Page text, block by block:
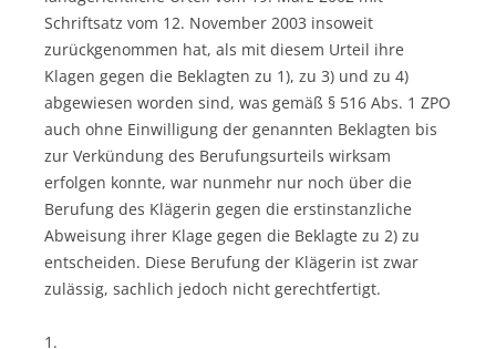
Schriftsatz vom 12. November 2003 insoweit
zurückgenommen hat, als mit diesem Urteil ihre
Klagen gegen die Beklagten zu 1), zu 3) und zu 4)
abgewiesen worden sind, was gemäß § 516 Abs. 1 ZPO
auch ohne Einwilligung der genannten Beklagten bis
zur Verkündung des Berufungsurteils wirksam
erfolgen konnte, war nunmehr nur noch über die
Berufung des Klägerin gegen die erstinstanzliche
Abweisung ihrer Klage gegen die Beklagte zu 2) zu
entscheiden. Diese Berufung der Klägerin ist zwar
zulässig, sachlich jedoch nicht gerechtfertigt.
1.